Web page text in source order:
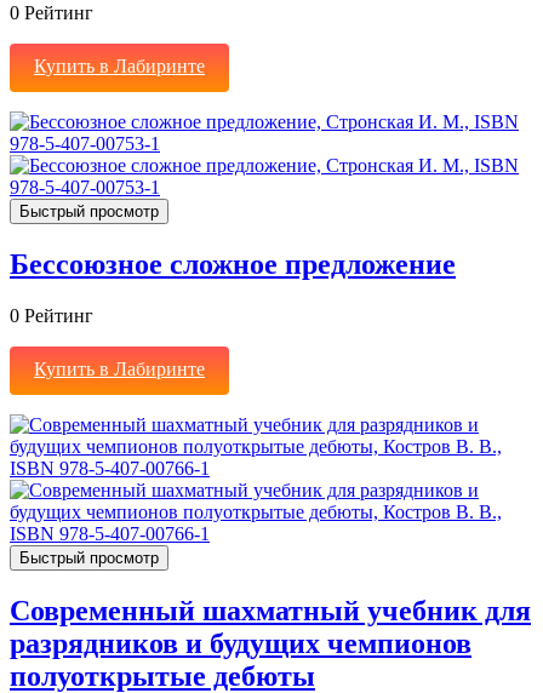
0 Рейтинг
Купить в Лабиринте
Быстрый просмотр
Бессоюзное сложное предложение
0 Рейтинг
Купить в Лабиринте
Быстрый просмотр
Современный шахматный учебник для
разрядников и будущих чемпионов
полуоткрытые дебюты